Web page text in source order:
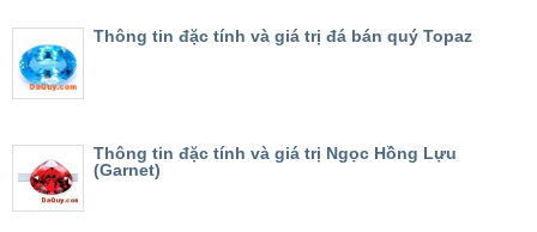
Thông tin đặc tính và giá trị đá bán quý Topaz
Thông tin đặc tính và giá trị Ngọc Hồng Lựu
(Garnet)